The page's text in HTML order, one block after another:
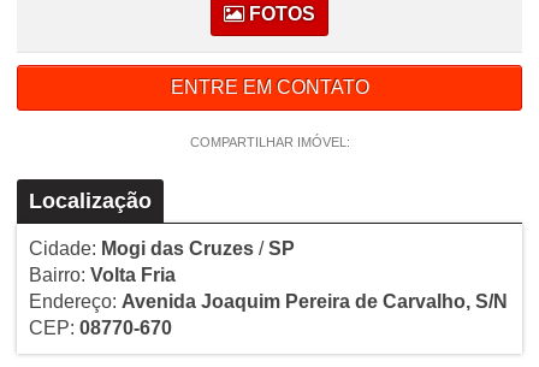
FOTOS
ENTRE EM CONTATO
COMPARTILHAR IMÓVEL:
Localização
Cidade: Mogi das Cruzes/SP
Bairro: Volta Fria
Endereço: Avenida Joaquim Pereira de Carvalho, S/N
CEP: 08770-670